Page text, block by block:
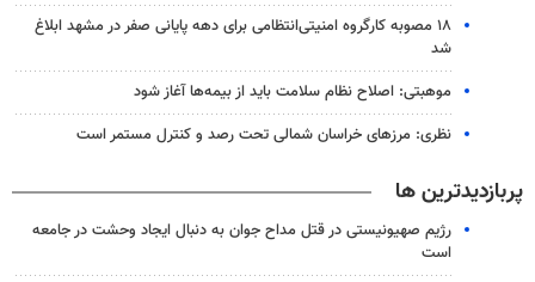
۱۸ مصوبه کارگروه امنیتی‌انتظامی برای دهه پایانی صفر در مشهد ابلاغ
شد
موهبتی: اصلاح نظام سلامت باید از بیمه‌ها آغاز شود
نظری: مرزهای خراسان شمالی تحت رصد و کنترل مستمر است
پربازدیدترین ها
رژیم صهیونیستی در قتل مداح جوان به دنبال ایجاد وحشت در جامعه
است